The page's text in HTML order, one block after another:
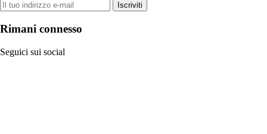
Iscriviti
Rimani connesso
Seguici sui social